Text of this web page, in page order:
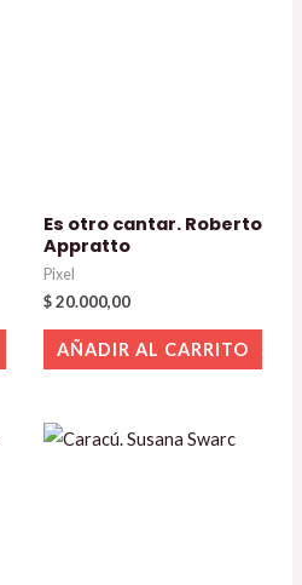
Es otro cantar. Roberto
Appratto
Pixel
$20.000,00
AÑADIR AL CARRITO